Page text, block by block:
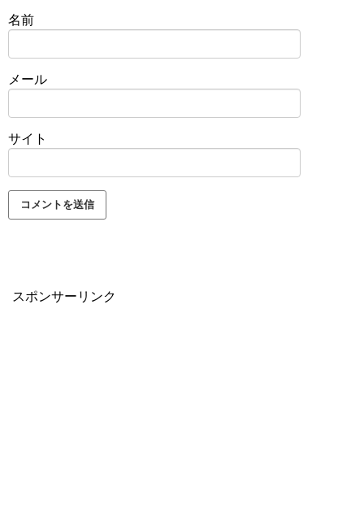
名前
メール
サイト
スポンサーリンク